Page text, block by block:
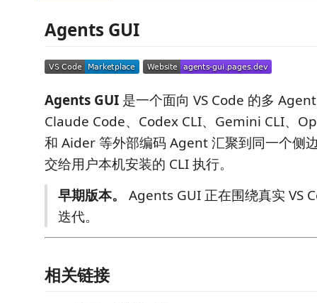
Agents GUI
Agents GUI 是一个面向 VS Code 的多
Claude Code、Codex CLI、Gemini CLI、
和 Aider 等外部编码 Agent 汇聚到同一个侧
交给用户本机安装的 CLI 执行。
早期版本。
Agents GUI 正在围绕真实 VS
迭代。
相关链接